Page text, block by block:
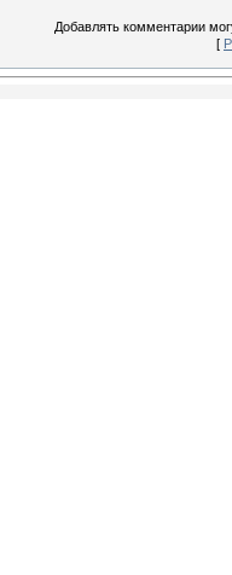
Добавлять комментарии
[